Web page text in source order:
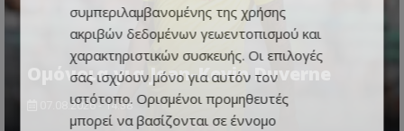
Ομόνοια για Jean-Kevin Duverne
07.08.2026 - 14:38
συμπεριλαμβανομένης της χρήσης
ακριβών δεδομένων γεωεντοπισμού και
χαρακτηριστικών συσκευής. Οι επιλογές
σας ισχύουν μόνο για αυτόν τον
ιστότοπο. Ορισμένοι προμηθευτές
μπορεί να βασίζονται σε έννομο